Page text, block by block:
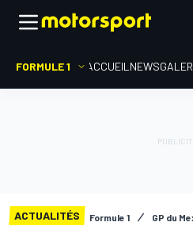
FORMULE 1 ACCUEIL NEWS
ACTUALITÉS Formule 1 GP du